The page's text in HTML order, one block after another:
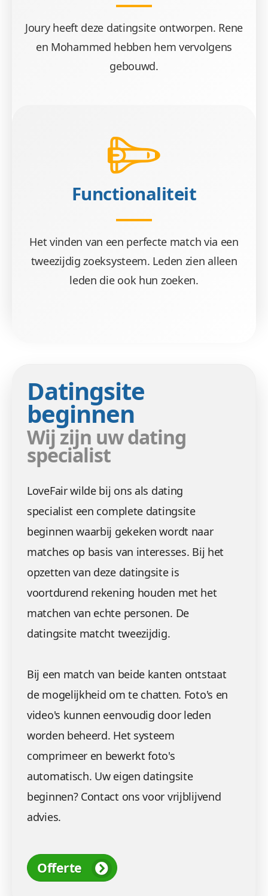
Joury heeft deze datingsite ontworpen. Rene
en Mohammed hebben hem vervolgens
gebouwd.
Functionaliteit
Het vinden van een perfecte match via een
tweezijdig zoeksysteem. Leden zien alleen
leden die ook hun zoeken.
Datingsite
beginnen
Wij zijn uw dating
specialist
LoveFair wilde bij ons als dating
specialist een complete datingsite
beginnen waarbij gekeken wordt naar
matches op basis van interesses. Bij het
opzetten van deze datingsite is
voortdurend rekening houden met het
matchen van echte personen. De
datingsite matcht tweezijdig.
Bij een match van beide kanten ontstaat
de mogelijkheid om te chatten. Foto's en
video's kunnen eenvoudig door leden
worden beheerd. Het systeem
comprimeer en bewerkt foto's
automatisch. Uw eigen datingsite
beginnen? Contact ons voor vrijblijvend
advies.
Offerte